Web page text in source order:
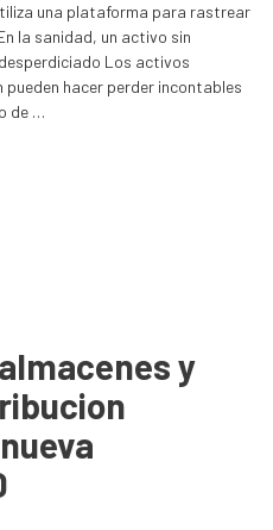
una plataforma para rastrear
la sanidad, un activo sin
Los activos
hacer perder incontables
de …
y